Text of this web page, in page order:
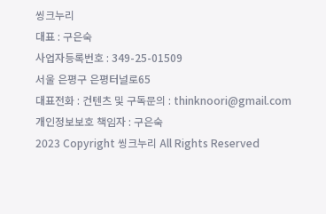
씽크누리
대표 : 구은숙
사업자등록번호 : 349-25-01509
서울 은평구 은평터널로65
대표전화 : 컨텐츠 및 구독문의 : thinknoori@gmail.com
개인정보보호 책임자 : 구은숙
2023 Copyright 씽크누리 All Rights Reserved